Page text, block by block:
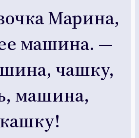
Марина,
машина. —
чашку,
машина,
кашку!